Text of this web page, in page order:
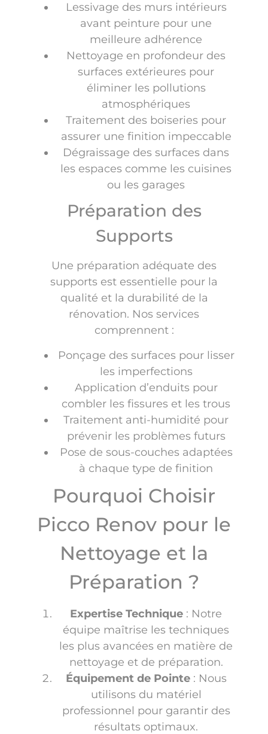
Lessivage des murs intérieurs
avant peinture pour une
meilleure adhérence
Nettoyage en profondeur des
surfaces extérieures pour
éliminer les pollutions
atmosphériques
Traitement des boiseries pour
assurer une finition impeccable
Dégraissage des surfaces dans
les espaces comme les cuisines
ou les garages
Préparation des
Supports
Une préparation adéquate des
supports est essentielle pour la
qualité et la durabilité de la
rénovation. Nos services
comprennent :
Ponçage des surfaces pour lisser
les imperfections
Application d’enduits pour
combler les fissures et les trous
Traitement anti-humidité pour
prévenir les problèmes futurs
Pose de sous-couches adaptées
à chaque type de finition
Pourquoi Choisir
Picco Renov pour le
Nettoyage et la
Préparation ?
Expertise Technique : Notre
équipe maîtrise les techniques
les plus avancées en matière de
nettoyage et de préparation.
Équipement de Pointe: Nous
utilisons du matériel
professionnel pour garantir des
résultats optimaux.